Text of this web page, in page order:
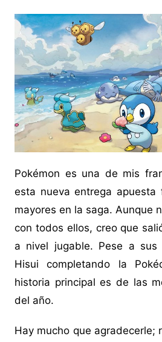
Pokémon es una de mis
esta nueva entrega apuesta
mayores en la saga. Aunque
con todos ellos, creo que
a nivel jugable. Pese a sus
Hisui completando la
historia principal es de las
del año.
Hay mucho que agradecerle;